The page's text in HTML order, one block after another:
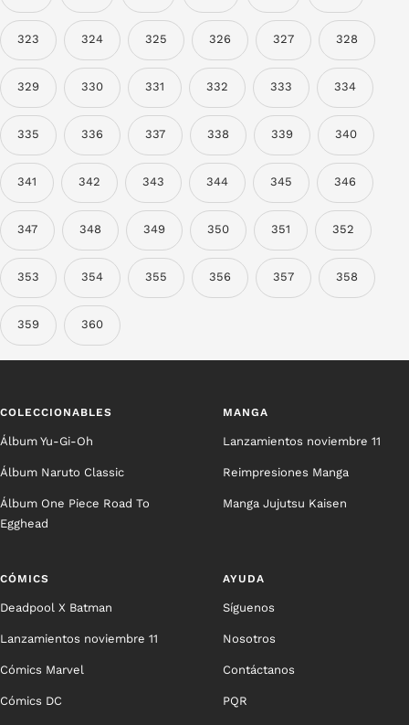
323 324 325 326 327 328
329 330 331 332 333 334
335 336 337 338 339 340
341 342 343 344 345 346
347 348 349 350 351 352
353 354 355 356 357 358
359 360
COLECCIONABLES
Álbum Yu-Gi-Oh
Álbum Naruto Classic
Álbum One Piece Road To
Egghead
MANGA
Lanzamientos noviembre 11
Reimpresiones Manga
Manga Jujutsu Kaisen
CÓMICS
Deadpool X Batman
Lanzamientos noviembre 11
Cómics Marvel
Cómics DC
AYUDA
Síguenos
Nosotros
Contáctanos
PQR